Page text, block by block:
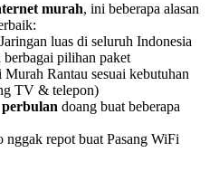
murah, ini beberapa alasan
luas di seluruh Indonesia
berbagai pilihan paket
Rantau sesuai kebutuhan
TV & telepon)
doang buat beberapa
repot buat Pasang WiFi